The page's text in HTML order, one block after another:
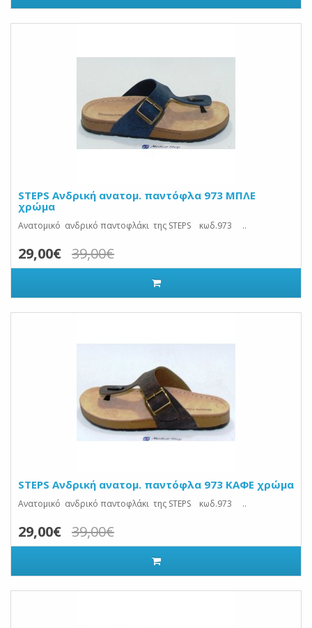
STEPS Ανδρική ανατομ. παντόφλα 973 ΜΠΛΕ
χρώμα
Ανατομικό ανδρικό παντοφλάκι της STEPS κωδ.973 ..
29,00€ 39,00€
STEPS Ανδρική ανατομ. παντόφλα 973 ΚΑΦΕ χρώμα
Ανατομικό ανδρικό παντοφλάκι της STEPS κωδ.973 ..
29,00€ 39,00€